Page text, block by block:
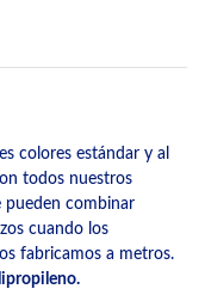
colores estándar y al
todos nuestros
pueden combinar
cuando los
fabricamos a metros.